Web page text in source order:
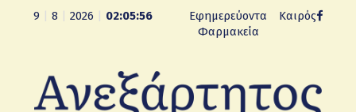
9 8 2026 02:05:57
Εφημερεύοντα
Φαρμακεία
Καιρός